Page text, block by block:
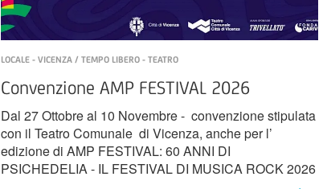
LOCALE - VICENZA / TEMPO LIBERO - TEATRO
Convenzione AMP FESTIVAL 2026
Dal 27 Ottobre al 10 Novembre - convenzione stipulata
con il Teatro Comunale di Vicenza, anche per l’
edizione di AMP FESTIVAL: 60 ANNI DI
PSICHEDELIA - IL FESTIVAL DI MUSICA ROCK 2026